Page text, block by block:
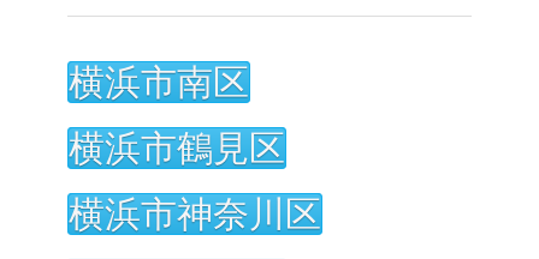
横浜市南区
横浜市鶴見区
横浜市神奈川区